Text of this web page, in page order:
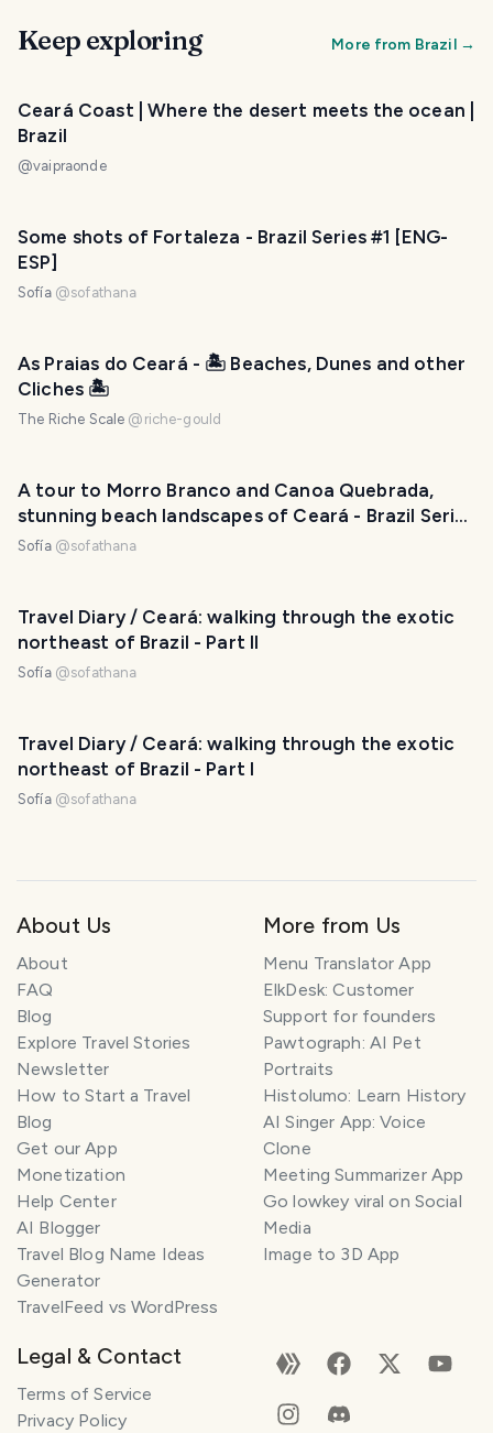
Keep exploring More from Brazil→
Ceará Coast | Where the desert meets the ocean |
Brazil
@vaipraonde
Some shots of Fortaleza - Brazil Series #1 [ENG-
ESP]
Sofía @sofathana
As Praias do Ceará - 🏝 Beaches, Dunes and other
Cliches 🏝
The Riche Scale @ riche-gould
A tour to Morro Branco and Canoa Quebrada,
stunning beach landscapes of Ceará - Brazil Series
#2 [ENG-ESP]
Sofía @sofathana
Travel Diary / Ceará: walking through the exotic
northeast of Brazil - Part II
Sofía @sofathana
Travel Diary / Ceará: walking through the exotic
northeast of Brazil - Part I
Sofía @sofathana
About Us
About
FAQ
Blog
Explore Travel Stories
Newsletter
How to Start a Travel
Blog
Get our App
Monetization
Help Center
AI Blogger
Travel Blog Name Ideas
Generator
TravelFeed vs WordPress
More from Us
Menu Translator App
ElkDesk: Customer
Support for founders
Pawtograph: AI Pet
Portraits
Histolumo: Learn History
AI Singer App: Voice
Clone
Meeting Summarizer App
Go lowkey viral on Social
Media
Image to 3D App
Legal & Contact
Terms of Service
Privacy Policy